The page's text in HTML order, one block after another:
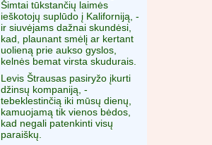
Šimtai tūkstančių laimės
ieškotojų suplūdo į Kaliforniją, -
ir siuvėjams dažnai skundėsi,
kad, plaunant smėlį ar kertant
uolieną prie aukso gyslos,
kelnės bemat virsta skudurais.
Levis Štrausas pasiryžo įkurti
džinsų kompaniją, -
tebeklestinčią iki mūsų dienų,
kamuojamą tik vienos bėdos,
kad negali patenkinti visų
paraiškų.